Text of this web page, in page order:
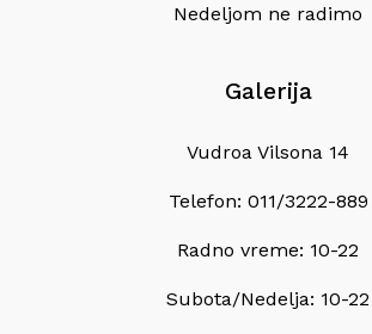
Nedeljom ne radimo
Galerija
Vudroa Vilsona 14
Telefon: 011/3222-889
Radno vreme: 10-22
Subota/Nedelja: 10-22